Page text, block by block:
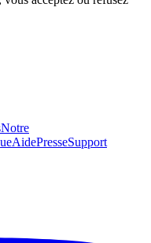
Notre
AidePresseSupport